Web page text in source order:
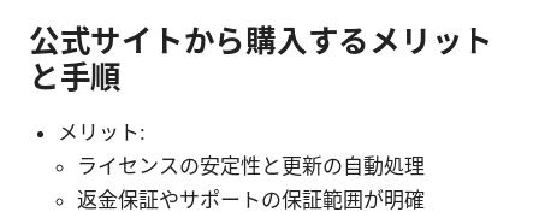
公式サイトから購入するメリット
と手順
メリット:
ライセンスの安定性と更新の自動処理
返金保証やサポートの保証範囲が明確